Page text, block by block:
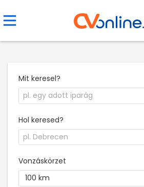
Mit keresel?
Hol keresed?
Vonzáskörzet